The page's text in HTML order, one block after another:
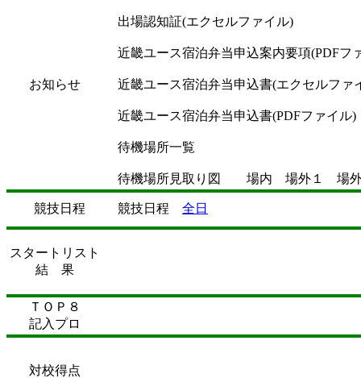
お知らせ
出場認知証(エクセルファイル)
近畿ユース宿泊弁当申込案内要項(PDF
近畿ユース宿泊弁当申込書(エクセル
近畿ユース宿泊弁当申込書(PDFファイル)
待機場所一覧
待機場所見取り図 場内 場外１ 場
競技日程 競技日程 全日
スタートリスト
結 果
ＴＯＰ８
記入プロ
対校得点